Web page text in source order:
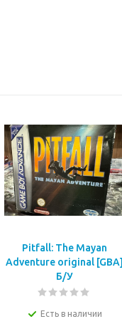
Pitfall: The Mayan
Adventure original [GBA]
Б/У
Есть в наличии